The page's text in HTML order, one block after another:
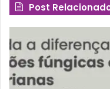
Post